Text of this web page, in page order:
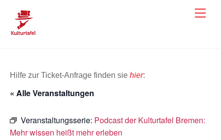
content
Hilfe zur Ticket-Anfrage finden sie hier:
« Alle Veranstaltungen
Veranstaltungsserie: Podcast der Kulturtafel Bremen:
Mehr wissen heißt mehr erleben